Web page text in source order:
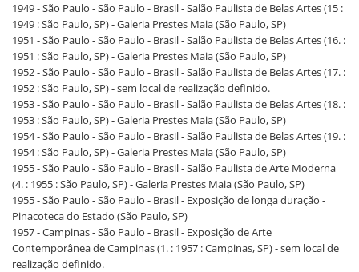
1949 - São Paulo - São Paulo - Brasil - Salão Paulista de Belas Artes (15 :
1949 : São Paulo, SP) - Galeria Prestes Maia (São Paulo, SP)
1951 - São Paulo - São Paulo - Brasil - Salão Paulista de Belas Artes (16. :
1951 : São Paulo, SP) - Galeria Prestes Maia (São Paulo, SP)
1952 - São Paulo - São Paulo - Brasil - Salão Paulista de Belas Artes (17. :
1952 : São Paulo, SP) - sem local de realização definido.
1953 - São Paulo - São Paulo - Brasil - Salão Paulista de Belas Artes (18. :
1953 : São Paulo, SP) - Galeria Prestes Maia (São Paulo, SP)
1954 - São Paulo - São Paulo - Brasil - Salão Paulista de Belas Artes (19. :
1954 : São Paulo, SP) - Galeria Prestes Maia (São Paulo, SP)
1955 - São Paulo - São Paulo - Brasil - Salão Paulista de Arte Moderna
(4. : 1955 : São Paulo, SP) - Galeria Prestes Maia (São Paulo, SP)
1955 - São Paulo - São Paulo - Brasil - Exposição de longa duração -
Pinacoteca do Estado (São Paulo, SP)
1957 - Campinas - São Paulo - Brasil - Exposição de Arte
Contemporânea de Campinas (1. : 1957 : Campinas, SP) - sem local de
realização definido.